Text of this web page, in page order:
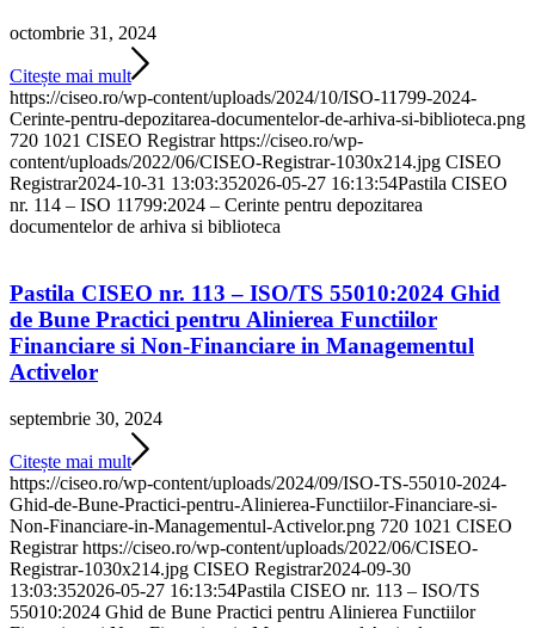
octombrie 31, 2024
Citește mai mult
https://ciseo.ro/wp-content/uploads/2024/10/ISO-11799-2024-
Cerinte-pentru-depozitarea-documentelor-de-arhiva-si-biblioteca.png
720 1021 CISEO Registrar https://ciseo.ro/wp-
content/uploads/2022/06/CISEO-Registrar-1030x214.jpg CISEO
Registrar2024-10-31 13:03:352026-05-27 16:13:54Pastila CISEO
nr. 114 – ISO 11799:2024 – Cerinte pentru depozitarea
documentelor de arhiva si biblioteca
Pastila CISEO nr. 113 – ISO/TS 55010:2024 Ghid
de Bune Practici pentru Alinierea Functiilor
Financiare si Non-Financiare in Managementul
Activelor
septembrie 30, 2024
Citește mai mult
https://ciseo.ro/wp-content/uploads/2024/09/ISO-TS-55010-2024-
Ghid-de-Bune-Practici-pentru-Alinierea-Functiilor-Financiare-si-
Non-Financiare-in-Managementul-Activelor.png 720 1021 CISEO
Registrar https://ciseo.ro/wp-content/uploads/2022/06/CISEO-
Registrar-1030x214.jpg CISEO Registrar2024-09-30
13:03:352026-05-27 16:13:54Pastila CISEO nr. 113 – ISO/TS
55010:2024 Ghid de Bune Practici pentru Alinierea Functiilor